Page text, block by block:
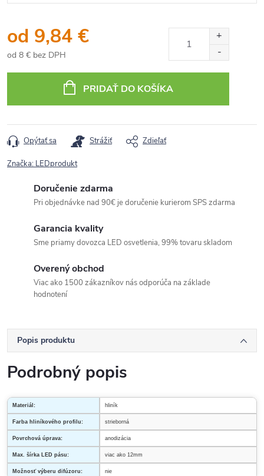
od 9,84 €
od 8 € bez DPH
cena:
PRIDAŤ DO KOŠÍKA
Opýtať sa Strážiť Zdieľať
Značka: LEDprodukt
Doručenie zdarma
Pri objednávke nad 90€ je doručenie kurierom SPS zdarma
Garancia kvality
Sme priamy dovozca LED osvetlenia, 99% tovaru skladom
Overený obchod
Viac ako 1500 zákazníkov nás odporúča na základe
hodnotení
Popis produktu
Podrobný popis
Materiál: hliník
Farba hliníkového profilu: strieborná
Povrchová úprava: anodizácia
Max. šírka LED pásu: viac ako 12mm
Možnosť výberu difúzoru: nie